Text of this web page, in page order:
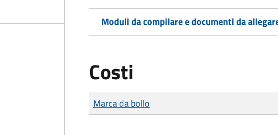
Moduli da compilare e documenti da
Costi
Tipo di pagamento
Importo
Marca da bollo